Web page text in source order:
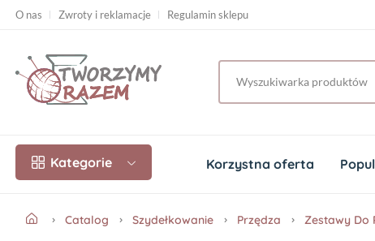
O nas Zwroty i reklamacje Regulamin sklepu
Kategorie Korzystna oferta
Catalog Szydełkowanie Przędza Zestawy Do